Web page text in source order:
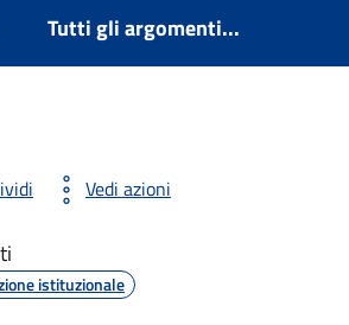
Tutti gli argomenti...
Vedi azioni
istituzionale